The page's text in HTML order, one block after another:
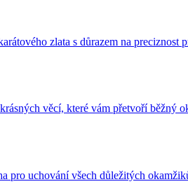
zlata s důrazem na preciznost
věcí, které vám přetvoří běžný
pro uchování všech důležitých